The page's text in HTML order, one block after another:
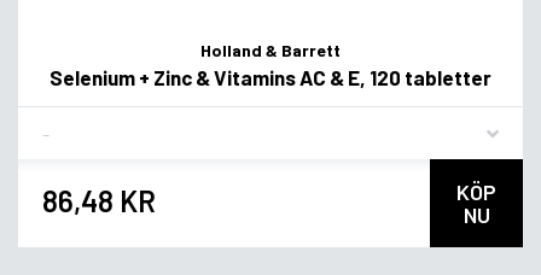
Holland & Barrett
Selenium + Zinc & Vitamins AC & E, 120 tabletter
86,48 KR
KÖP
NU